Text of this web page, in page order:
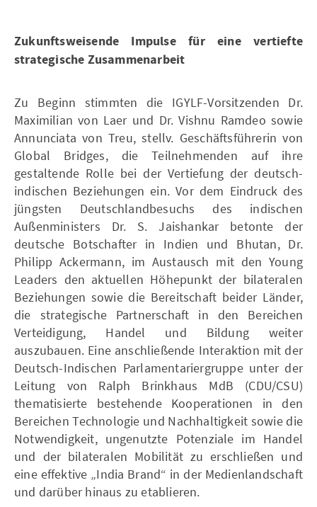
Zukunftsweisende Impulse für eine vertiefte
strategische Zusammenarbeit
Zu Beginn stimmten die IGYLF-Vorsitzenden Dr.
Maximilian von Laer und Dr. Vishnu Ramdeo sowie
Annunciata von Treu, stellv. Geschäftsführerin von
Global Bridges, die Teilnehmenden auf ihre
gestaltende Rolle bei der Vertiefung der deutsch-
indischen Beziehungen ein. Vor dem Eindruck des
jüngsten Deutschlandbesuchs des indischen
Außenministers Dr. S. Jaishankar betonte der
deutsche Botschafter in Indien und Bhutan, Dr.
Philipp Ackermann, im Austausch mit den Young
Leaders den aktuellen Höhepunkt der bilateralen
Beziehungen sowie die Bereitschaft beider Länder,
die strategische Partnerschaft in den Bereichen
Verteidigung, Handel und Bildung weiter
auszubauen. Eine anschließende Interaktion mit der
Deutsch-Indischen Parlamentariergruppe unter der
Leitung von Ralph Brinkhaus MdB (CDU/CSU)
thematisierte bestehende Kooperationen in den
Bereichen Technologie und Nachhaltigkeit sowie die
Notwendigkeit, ungenutzte Potenziale im Handel
und der bilateralen Mobilität zu erschließen und
eine effektive „India Brand“ in der Medienlandschaft
und darüber hinaus zu etablieren.